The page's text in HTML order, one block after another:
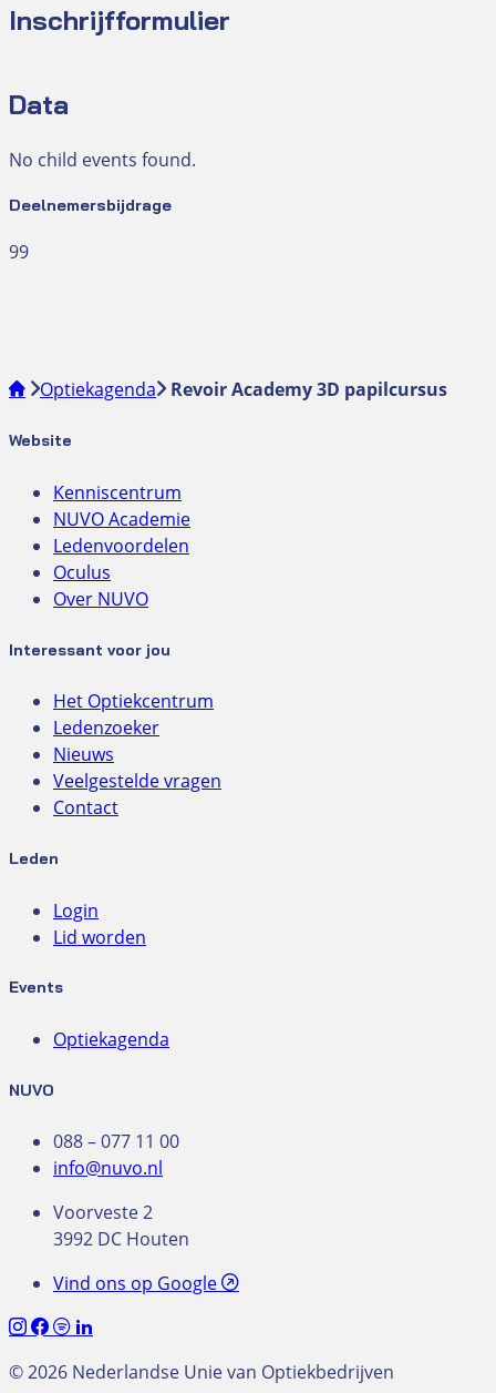
Inschrijfformulier
Data
No child events found.
Deelnemersbijdrage
99
Optiekagenda Revoir Academy 3D papilcursus
Website
Kenniscentrum
NUVO Academie
Ledenvoordelen
Oculus
Over NUVO
Interessant voor jou
Het Optiekcentrum
Ledenzoeker
Nieuws
Veelgestelde vragen
Contact
Leden
Login
Lid worden
Events
Optiekagenda
NUVO
088 – 077 11 00
info@nuvo.nl
Voorveste 2
3992 DC Houten
Vind ons op Google
© 2026 Nederlandse Unie van Optiekbedrijven